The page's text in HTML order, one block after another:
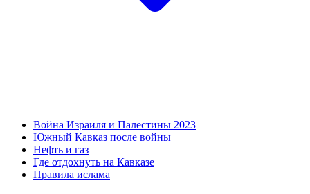
Война Израиля и Палестины 2023
Южный Кавказ после войны
Нефть и газ
Где отдохнуть на Кавказе
Правила ислама